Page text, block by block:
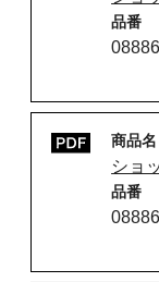
品番
商品名
ショ
品番